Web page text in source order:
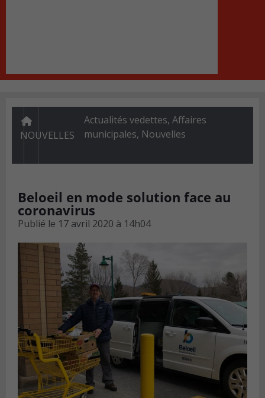
NOUVELLES
Actualités vedettes, Affaires
municipales, Nouvelles
Beloeil en mode solution face au
coronavirus
Publié le 17 avril 2020 à 14h04